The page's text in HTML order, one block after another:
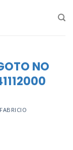
NO
FABRICIO